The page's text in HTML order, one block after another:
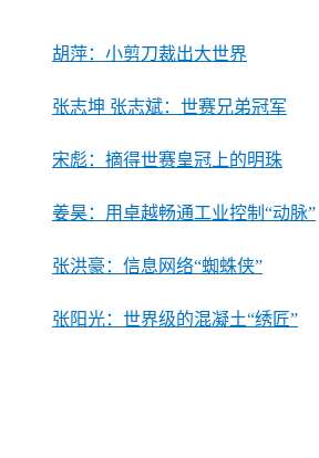
胡萍：小剪刀裁出大世界
张志坤 张志斌：世赛兄弟冠军
宋彪：摘得世赛皇冠上的明珠
姜昊：用卓越畅通工业控制“动脉”
张洪豪：信息网络“蜘蛛侠”
张阳光：世界级的混凝土“绣匠”